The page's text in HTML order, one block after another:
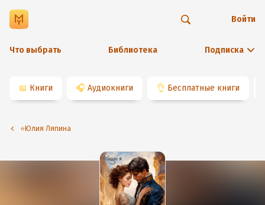
Что выбрать Библиотека Подписка
Войти
📖 Книги 🎧 Аудиокниги 👌 Бесплатные книги
⭐️Юлия Ляпина